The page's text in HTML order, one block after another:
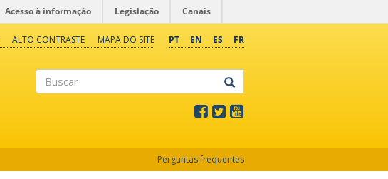
Acesso à informação Legislação Canais
PT EN ES FR
ALTO CONTRASTE MAPA DO SITE
Perguntas frequentes